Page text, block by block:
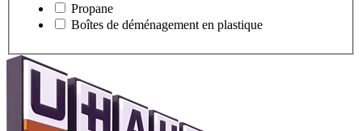
Propane
Boîtes de déménagement en plastique